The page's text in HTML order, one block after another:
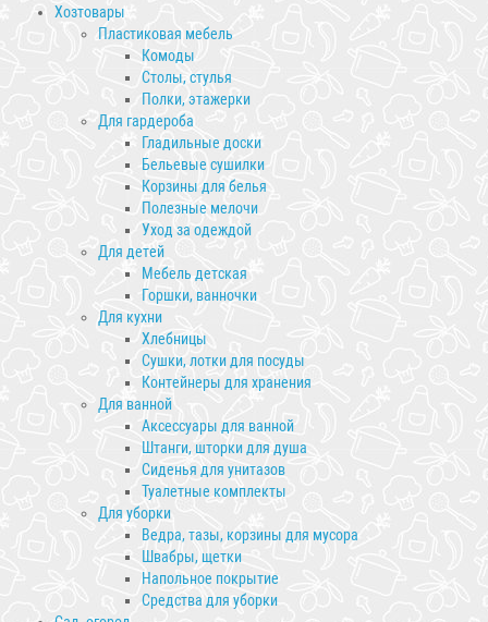
Хозтовары
Пластиковая мебель
Комоды
Столы, стулья
Полки, этажерки
Для гардероба
Гладильные доски
Бельевые сушилки
Корзины для белья
Полезные мелочи
Уход за одеждой
Для детей
Мебель детская
Горшки, ванночки
Для кухни
Хлебницы
Сушки, лотки для посуды
Контейнеры для хранения
Для ванной
Аксессуары для ванной
Штанги, шторки для душа
Сиденья для унитазов
Туалетные комплекты
Для уборки
Ведра, тазы, корзины для мусора
Швабры, щетки
Напольное покрытие
Средства для уборки